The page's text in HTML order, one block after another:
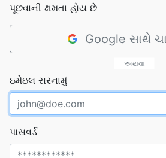
પૂછવાની ક્ષમતા હોય છે
Google સાથે
અથવા
ઇમેઇલ સરનામું
પાસવર્ડ